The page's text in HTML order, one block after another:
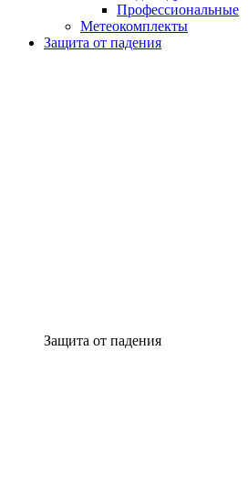
Профессиональные
Метеокомплекты
Защита от падения
Защита от падения